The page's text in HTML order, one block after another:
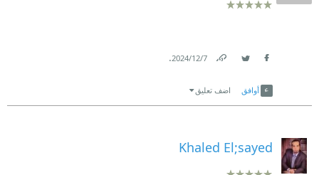
7‏/12‏/2024
.
أوافق اضف تعليق
Khaled El;sayed